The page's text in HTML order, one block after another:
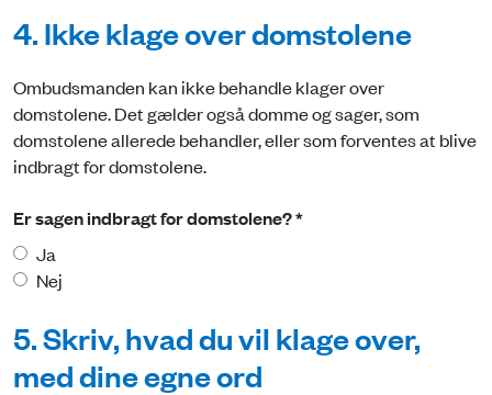
4. Ikke klage over domstolene
Ombudsmanden kan ikke behandle klager over
domstolene. Det gælder også domme og sager, som
domstolene allerede behandler, eller som forventes at blive
indbragt for domstolene.
Er sagen indbragt for domstolene? *
Ja
Nej
5. Skriv, hvad du vil klage over,
med dine egne ord